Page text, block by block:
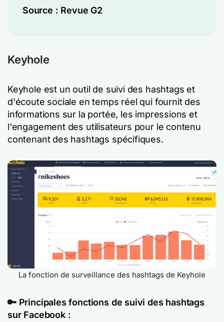
Source : Revue G2
Keyhole
Keyhole est un outil de suivi des hashtags et
d'écoute sociale en temps réel qui fournit des
informations sur la portée, les impressions et
l'engagement des utilisateurs pour le contenu
contenant des hashtags spécifiques.
La fonction de surveillance des hashtags de Keyhole
🔑 Principales fonctions de suivi des hashtags
sur Facebook :